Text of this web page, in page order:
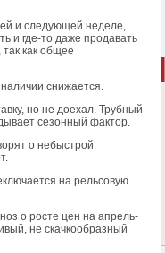
и следующей неделе,
и где-то даже продавать
как общее
снижается.
но не доехал. Трубный
сезонный фактор.
о небыстрой
на рельсовую
о росте цен на апрель-
не скачкообразный